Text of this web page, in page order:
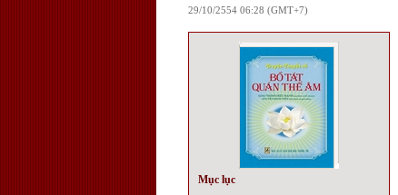
29/10/2554 06:28 (GMT+7)
Mục lục